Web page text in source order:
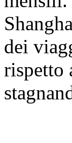
dei
rispetto